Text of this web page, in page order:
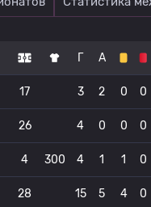
Г А
17 3 2 0 0
26 4 0 0 0
4 300 4 1 1 0
28 15 5 4 0